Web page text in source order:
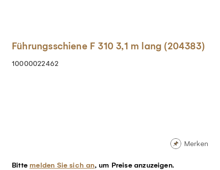
Führungsschiene F 310 3,1 m lang (204383)
10000022462
Merken
Bitte melden Sie sich an, um Preise anzuzeigen.